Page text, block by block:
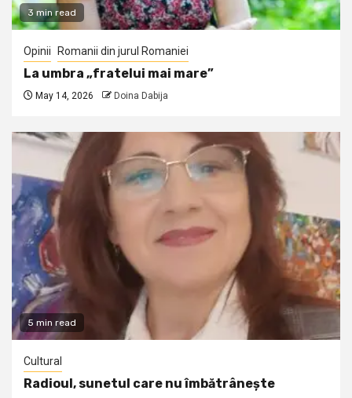
3 min read
Opinii Romanii din jurul Romaniei
La umbra „fratelui mai mare”
May 14, 2026 Doina Dabija
5 min read
Cultural
Radioul, sunetul care nu îmbătrânește